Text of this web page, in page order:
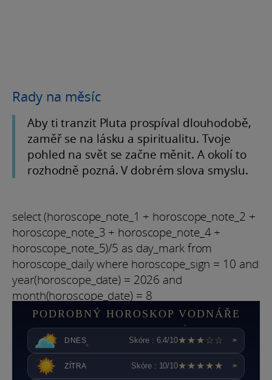
Rady na měsíc
Aby ti tranzit Pluta prospíval dlouhodobě,
zaměř se na lásku a spiritualitu. Tvoje
pohled na svět se začne měnit. A okolí to
rozhodně pozná. V dobrém slova smyslu.
select (horoscope_note_1 + horoscope_note_2 +
horoscope_note_3 + horoscope_note_4 +
horoscope_note_5)/5 as day_mark from
horoscope_daily where horoscope_sign = 10 and
year(horoscope_date) = 2026 and
month(horoscope_date) = 8
PODROBNÝ HOROSKOP VODNÁŘE
DNES Skóre : 6.4/10★★★☆☆ >
ZÍTRA Skóre : 10/10★★★★★ >